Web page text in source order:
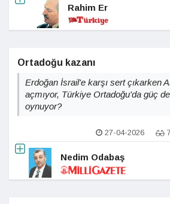
Rahim Er
Ortadoğu kazanı
Erdoğan İsrail'e karşı sert çıkarken
açmıyor, Türkiye Ortadoğu'da güç
oynuyor?
27-04-2026
Nedim Odabaş